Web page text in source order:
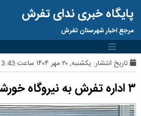
پایگاه خبری ندای تفرش
مرجع اخبار شهرستان تفرش
تاریخ انتشار: یکشنبه, ۲۰ مهر ۱۴۰۴ ساعت:13:43
۳ اداره تفرش به نیروگاه خورشیدی مجهز شدند